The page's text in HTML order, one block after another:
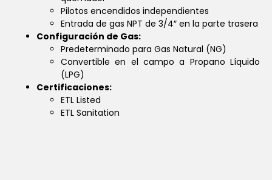
Pilotos encendidos independientes
Entrada de gas NPT de 3/4″ en la parte trasera
Configuración de Gas:
Predeterminado para Gas Natural (NG)
Convertible en el campo a Propano Líquido
(LPG)
Certificaciones:
ETL Listed
ETL Sanitation